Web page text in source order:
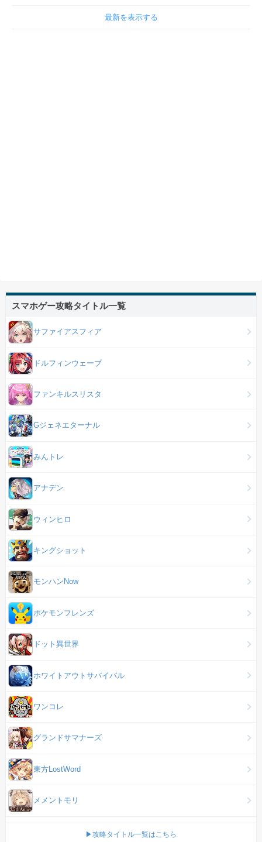
最新を表示する
スマホゲー攻略タイトル一覧
サファイアスフィア
ドルフィンウェーブ
ファンキルスリスタ
Gジェネエターナル
みんトレ
アナデン
ウィンヒロ
キングショット
モンハンNow
ポケモンフレンズ
ドット異世界
ホワイトアウトサバイバル
ワンコレ
グランドサマナーズ
東方LostWord
メメントモリ
▶攻略タイトル一覧はこちら